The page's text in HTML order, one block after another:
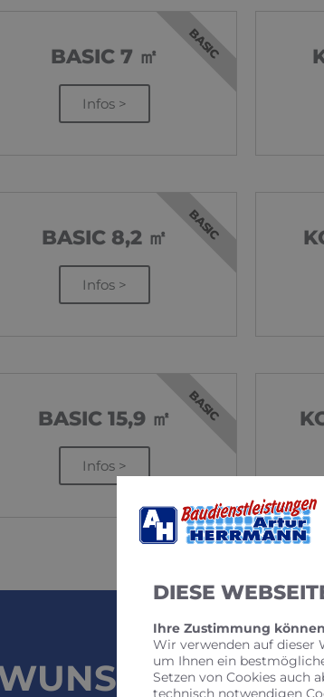
BASIC 7 ㎡
Infos >
BASIC
BASIC 8,2 ㎡
Infos >
BASIC
BASIC 15,9 ㎡
Infos >
BASIC
DIESE
Ihre Zustimmung
Wir verwenden auf dieser
um Ihnen ein
Setzen von Cookies auch
technisch notwendigen